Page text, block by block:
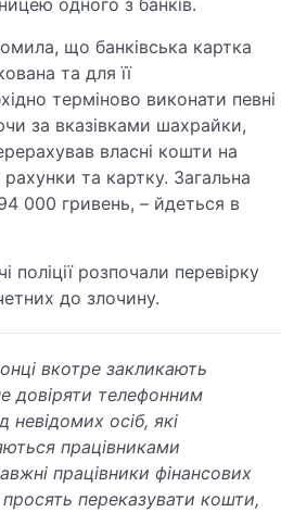
що банківська картка
та для її
терміново виконати певні
за вказівками шахрайки,
власні кошти на
рахунки та картку. Загальна
000 гривень, – йдеться в
поліції розпочали перевірку
до злочину.
вкотре закликають
довіряти телефонним
невідомих осіб, які
працівниками
працівники фінансових
переказувати кошти,